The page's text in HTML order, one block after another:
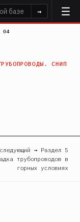
→
04
СНИП
следующий → Раздел 5
трубопроводов в
горных условиях